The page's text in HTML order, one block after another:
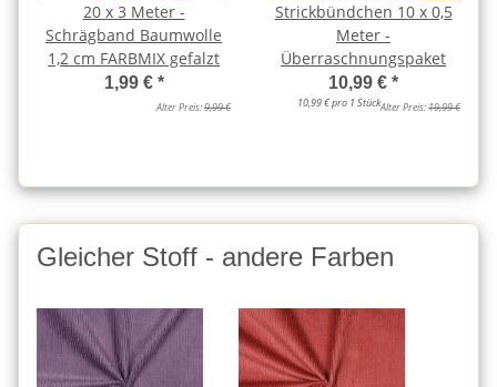
20 x 3 Meter -
Schrägband Baumwolle
1,2 cm FARBMIX gefalzt
1,99 € *
Alter Preis:9,99 €
Strickbündchen 10 x 0,5
Meter -
Überraschnungspaket
10,99 € *
10,99 € pro 1 StückAlter Preis:19,99 €
Gleicher Stoff - andere Farben